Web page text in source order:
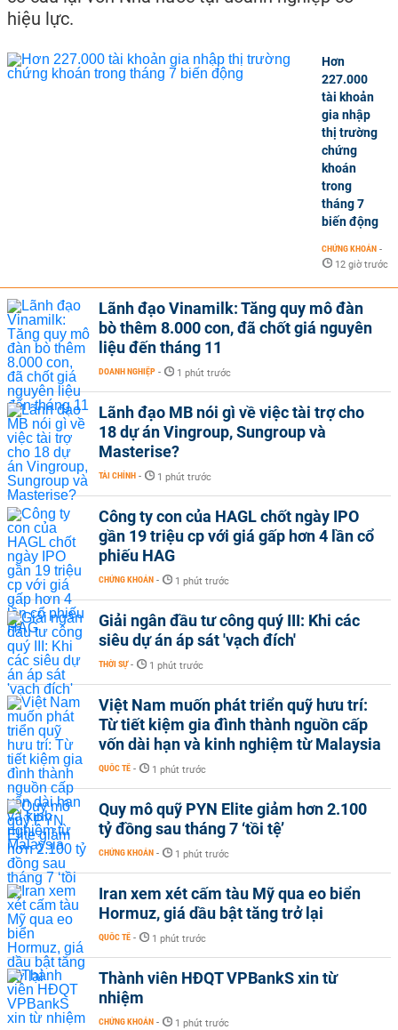
hiệu lực.
Hơn
227.000
tài khoản
gia nhập
thị trường
chứng
khoán
trong
tháng 7
biến động
CHỨNG KHOÁN -
12 giờ trước
Lãnh đạo Vinamilk: Tăng quy mô đàn
bò thêm 8.000 con, đã chốt giá nguyên
liệu đến tháng 11
DOANH NGHIỆP - 1 phút trước
Lãnh đạo MB nói gì về việc tài trợ cho
18 dự án Vingroup, Sungroup và
Masterise?
TÀI CHÍNH - 1 phút trước
Công ty con của HAGL chốt ngày IPO
gần 19 triệu cp với giá gấp hơn 4 lần cổ
phiếu HAG
CHỨNG KHOÁN - 1 phút trước
Giải ngân đầu tư công quý III: Khi các
siêu dự án áp sát 'vạch đích'
THỜI SỰ - 1 phút trước
Việt Nam muốn phát triển quỹ hưu trí:
Từ tiết kiệm gia đình thành nguồn cấp
vốn dài hạn và kinh nghiệm từ Malaysia
QUỐC TẾ - 1 phút trước
Quy mô quỹ PYN Elite giảm hơn 2.100
tỷ đồng sau tháng 7 ‘tồi tệ’
CHỨNG KHOÁN - 1 phút trước
Iran xem xét cấm tàu Mỹ qua eo biển
Hormuz, giá dầu bật tăng trở lại
QUỐC TẾ - 1 phút trước
Thành viên HĐQT VPBankS xin từ
nhiệm
CHỨNG KHOÁN - 1 phút trước